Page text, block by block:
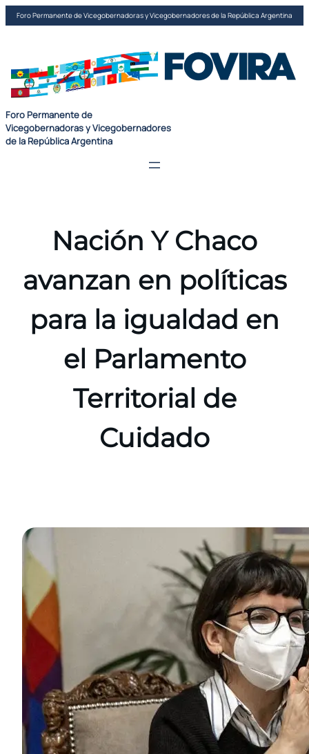
Saltar
al
Foro Permanente de Vicegobernadoras y Vicegobernadores de la República Argentina
Foro Permanente de
Vicegobernadoras y Vicegobernadores
de la República Argentina
Nación Y Chaco
avanzan en políticas
para la igualdad en
el Parlamento
Territorial de
Cuidado